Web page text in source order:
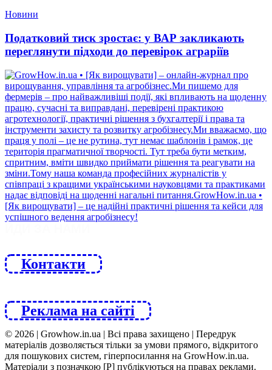
Новини
Податковий тиск зростає: у ВАР закликають
переглянути підходи до перевірок аграріїв
Контакти
Реклама на сайті
© 2026 | Growhow.in.ua | Всі права захищено | Передрук
матеріалів дозволяється тільки за умови прямого, відкритого
для пошукових систем, гіперпосилання на GrowHow.in.ua.
Матеріали з позначкою [Р] публікуються на правах реклами.